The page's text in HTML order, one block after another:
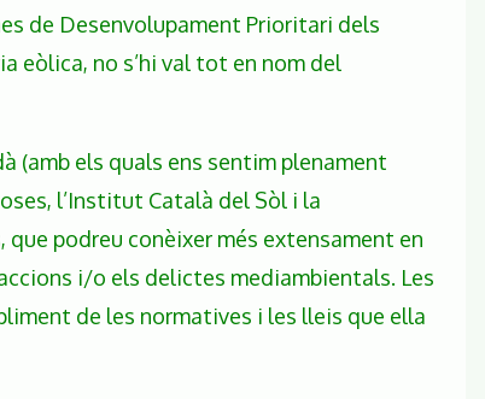
de Desenvolupament Prioritari dels
eòlica, no s’hi val tot en nom del
(amb els quals ens sentim plenament
l’Institut Català del Sòl i la
podreu conèixer més extensament en
i/o els delictes mediambientals. Les
de les normatives i les lleis que ella